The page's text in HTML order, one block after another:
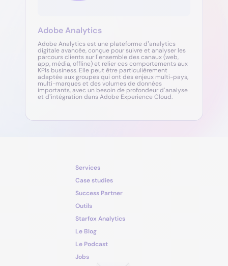
Adobe Analytics
Adobe Analytics est une plateforme d’analytics
digitale avancée, conçue pour suivre et analyser les
parcours clients sur l’ensemble des canaux (web,
app, média, offline) et relier ces comportements aux
KPIs business. Elle peut être particulièrement
adaptée aux groupes qui ont des enjeux multi-pays,
multi-marques et des volumes de données
importants, avec un besoin de profondeur d’analyse
et d’intégration dans Adobe Experience Cloud.
Services
Case studies
Success Partner
Outils
Starfox Analytics
Le Blog
Le Podcast
Jobs